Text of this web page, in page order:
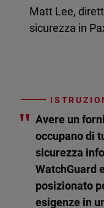
Matt Lee,
sicurezza in
" Avere un
occupano di
sicurezza
WatchGuard
posizionato
esigenze in